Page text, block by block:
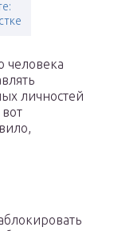
человека
личностей